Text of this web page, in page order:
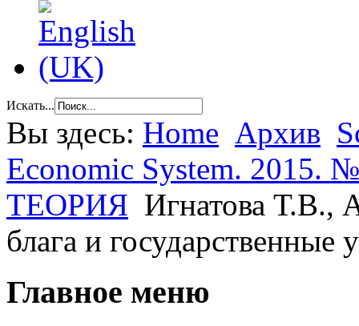
Искать...
Вы здесь: Home Архив
Economic System. 2015.
ТЕОРИЯ Игнатова
блага и государственные
Главное меню